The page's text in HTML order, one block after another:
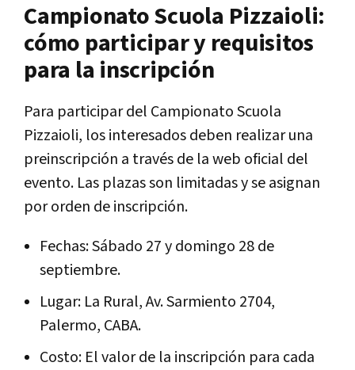
Campionato Scuola Pizzaioli:
cómo participar y requisitos
para la inscripción
Para participar del Campionato Scuola
Pizzaioli, los interesados deben realizar una
preinscripción a través de la web oficial del
evento. Las plazas son limitadas y se asignan
por orden de inscripción.
Fechas: Sábado 27 y domingo 28 de
septiembre.
Lugar: La Rural, Av. Sarmiento 2704,
Palermo, CABA.
Costo: El valor de la inscripción para cada